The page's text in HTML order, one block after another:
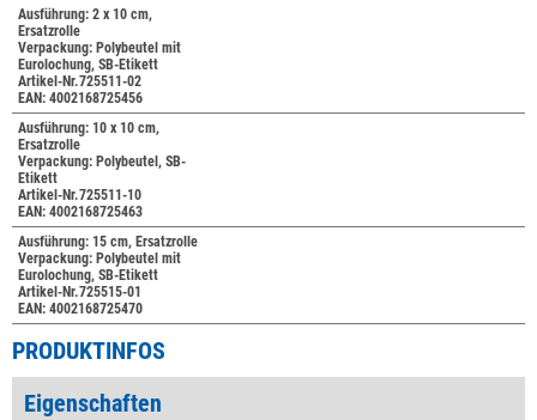
Ausführung: 2 x 10 cm,
Ersatzrolle
Verpackung: Polybeutel mit
Eurolochung, SB-Etikett
Artikel-Nr.725511-02
EAN: 4002168725456
Ausführung: 10 x 10 cm,
Ersatzrolle
Verpackung: Polybeutel, SB-
Etikett
Artikel-Nr.725511-10
EAN: 4002168725463
Ausführung: 15 cm, Ersatzrolle
Verpackung: Polybeutel mit
Eurolochung, SB-Etikett
Artikel-Nr.725515-01
EAN: 4002168725470
PRODUKTINFOS
Eigenschaften